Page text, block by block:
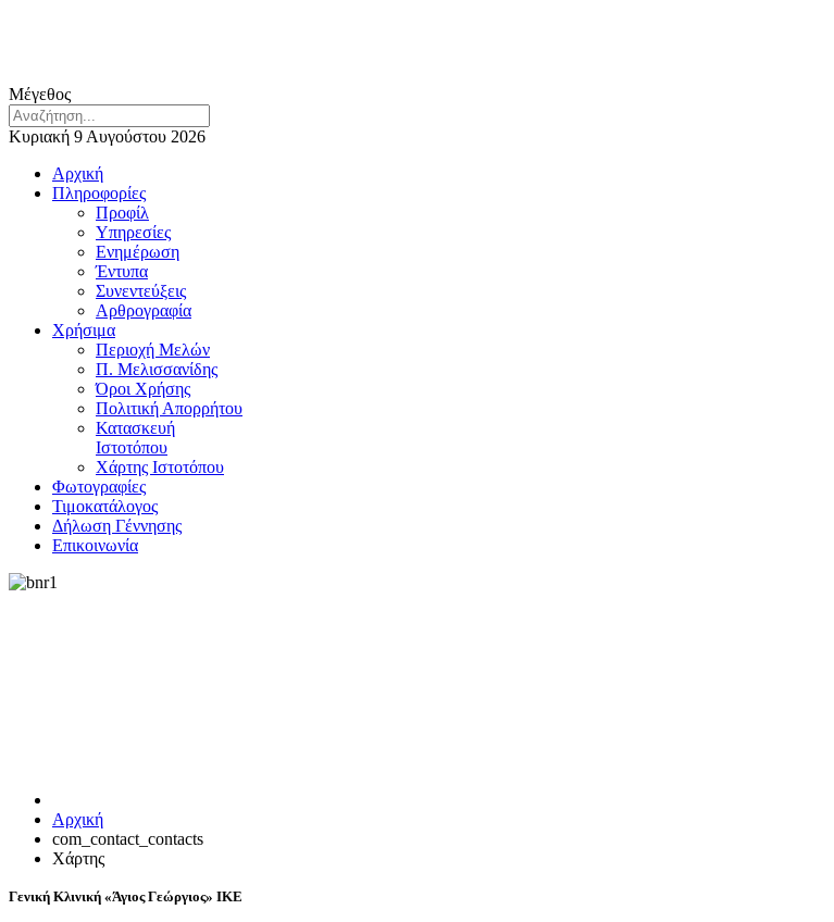
Μέγεθος
Κυριακή 9 Αυγούστου 2026
Αρχική
Πληροφορίες
Προφίλ
Υπηρεσίες
Ενημέρωση
Έντυπα
Συνεντεύξεις
Αρθρογραφία
Χρήσιμα
Περιοχή Μελών
Π. Μελισσανίδης
Όροι Χρήσης
Πολιτική Απορρήτου
Κατασκευή
Ιστοτόπου
Χάρτης Ιστοτόπου
Φωτογραφίες
Τιμοκατάλογος
Δήλωση Γέννησης
Επικοινωνία
Αρχική
com_contact_contacts
Χάρτης
Γενική Κλινική «Άγιος Γεώργιος» ΙΚΕ